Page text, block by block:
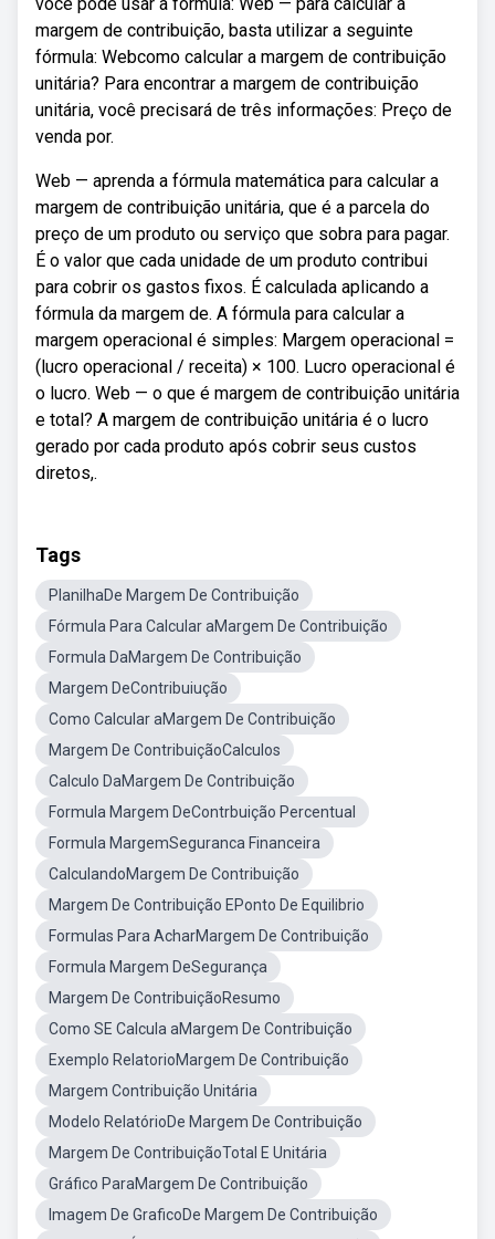
margem de contribuição, basta utilizar a seguinte
fórmula: Webcomo calcular a margem de contribuição
unitária? Para encontrar a margem de contribuição
unitária, você precisará de três informações: Preço de
venda por.
Web — aprenda a fórmula matemática para calcular a
margem de contribuição unitária, que é a parcela do
preço de um produto ou serviço que sobra para pagar.
É o valor que cada unidade de um produto contribui
para cobrir os gastos fixos. É calculada aplicando a
fórmula da margem de. A fórmula para calcular a
margem operacional é simples: Margem operacional =
(lucro operacional / receita) × 100. Lucro operacional é
o lucro. Web — o que é margem de contribuição unitária
e total? A margem de contribuição unitária é o lucro
gerado por cada produto após cobrir seus custos
diretos,.
Tags
PlanilhaDe Margem De Contribuição
Fórmula Para Calcular aMargem De Contribuição
Formula DaMargem De Contribuição
Margem DeContribuiução
Como Calcular aMargem De Contribuição
Margem De ContribuiçãoCalculos
Calculo DaMargem De Contribuição
Formula Margem DeContrbuição Percentual
Formula MargemSeguranca Financeira
CalculandoMargem De Contribuição
Margem De Contribuição EPonto De Equilibrio
Formulas Para AcharMargem De Contribuição
Formula Margem DeSegurança
Margem De ContribuiçãoResumo
Como SE Calcula aMargem De Contribuição
Exemplo RelatorioMargem De Contribuição
Margem Contribuição Unitária
Modelo RelatórioDe Margem De Contribuição
Margem De ContribuiçãoTotal E Unitária
Gráfico ParaMargem De Contribuição
Imagem De GraficoDe Margem De Contribuição